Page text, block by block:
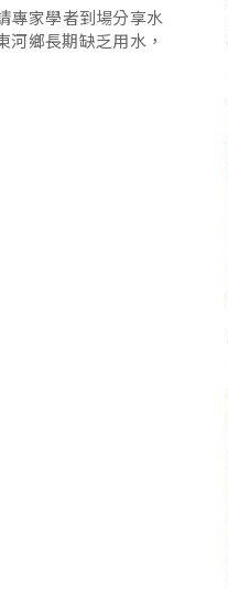
專家學者到場分享水
鄉長期缺乏用水，